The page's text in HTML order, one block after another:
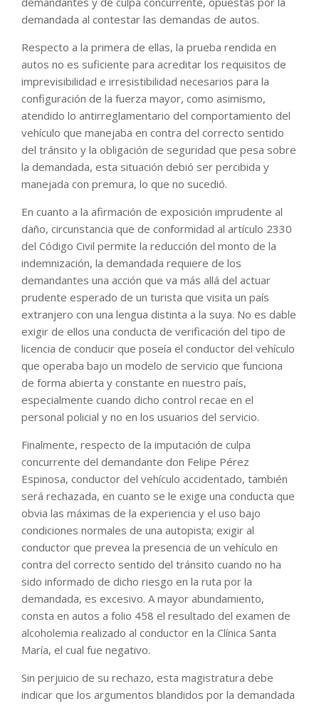
demandada al contestar las demandas de autos.
Respecto a la primera de ellas, la prueba rendida en
autos no es suficiente para acreditar los requisitos de
imprevisibilidad e irresistibilidad necesarios para la
configuración de la fuerza mayor, como asimismo,
atendido lo antirreglamentario del comportamiento del
vehículo que manejaba en contra del correcto sentido
del tránsito y la obligación de seguridad que pesa sobre
la demandada, esta situación debió ser percibida y
manejada con premura, lo que no sucedió.
En cuanto a la afirmación de exposición imprudente al
daño, circunstancia que de conformidad al artículo 2330
del Código Civil permite la reducción del monto de la
indemnización, la demandada requiere de los
demandantes una acción que va más allá del actuar
prudente esperado de un turista que visita un país
extranjero con una lengua distinta a la suya. No es dable
exigir de ellos una conducta de verificación del tipo de
licencia de conducir que poseía el conductor del vehículo
que operaba bajo un modelo de servicio que funciona
de forma abierta y constante en nuestro país,
especialmente cuando dicho control recae en el
personal policial y no en los usuarios del servicio.
Finalmente, respecto de la imputación de culpa
concurrente del demandante don Felipe Pérez
Espinosa, conductor del vehículo accidentado, también
será rechazada, en cuanto se le exige una conducta que
obvia las máximas de la experiencia y el uso bajo
condiciones normales de una autopista; exigir al
conductor que prevea la presencia de un vehículo en
contra del correcto sentido del tránsito cuando no ha
sido informado de dicho riesgo en la ruta por la
demandada, es excesivo. A mayor abundamiento,
consta en autos a folio 458 el resultado del examen de
alcoholemia realizado al conductor en la Clínica Santa
María, el cual fue negativo.
Sin perjuicio de su rechazo, esta magistratura debe
indicar que los argumentos blandidos por la demandada